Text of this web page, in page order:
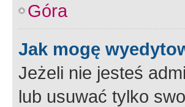
Góra
Jak mogę
Jeżeli nie jesteś
lub usuwać tylko